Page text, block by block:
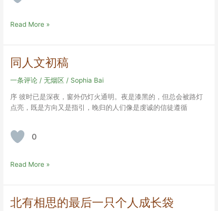
同
文
二
稿
Read More »
同人文初稿
一条评论 /无烟区 / Sophia Bai
序 彼时已是深夜，窗外仍灯火通明。夜是漆黑的，但总会被路灯
点亮，既是方向又是指引，晚归的人们像是虔诚的信徒遵循
0
同
文
初
稿
Read More »
北有相思的最后一只个人成长袋